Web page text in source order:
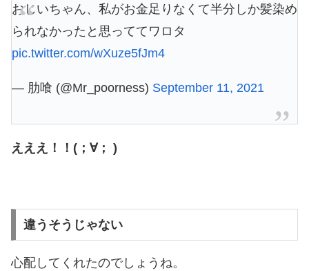
おじいちゃん、私がお金足りなくて半分しか髪染め
られなかったと思っててワロタ
pic.twitter.com/wXuze5fJm4
— 肋喰 (@Mr_poorness) September 11, 2021
えええ！！(；∀； )
違うそうじゃない
心配してくれたのでしょうね。